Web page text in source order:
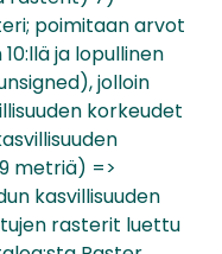
poimitaan arvot
ja lopullinen
jolloin
korkeudet
metriä) =>
kasvillisuuden
rasterit luettu